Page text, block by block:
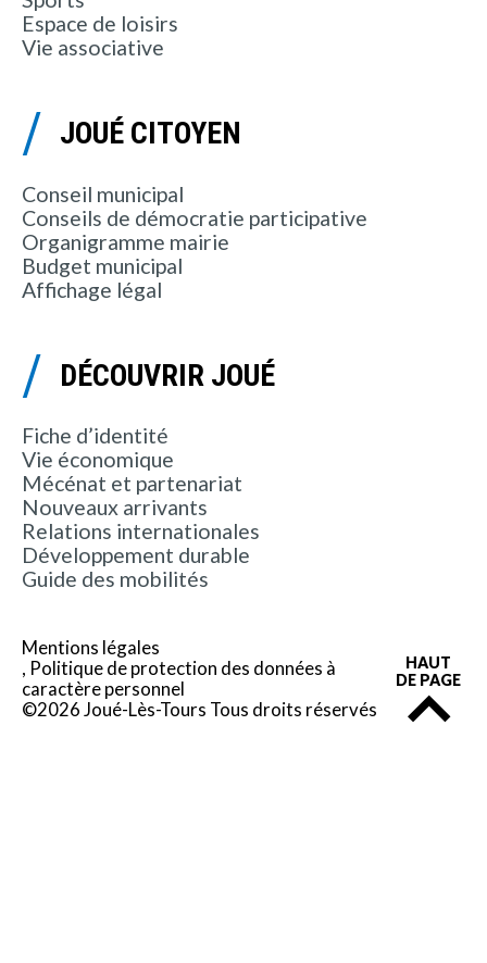
Espace de loisirs
Vie associative
JOUÉ CITOYEN
Conseil municipal
Conseils de démocratie participative
Organigramme mairie
Budget municipal
Affichage légal
DÉCOUVRIR JOUÉ
Fiche d’identité
Vie économique
Mécénat et partenariat
Nouveaux arrivants
Relations internationales
Développement durable
Guide des mobilités
Mentions légales
Politique de protection des données à
caractère personnel
©2026 Joué-Lès-Tours Tous droits réservés
HAUT
DE PAGE